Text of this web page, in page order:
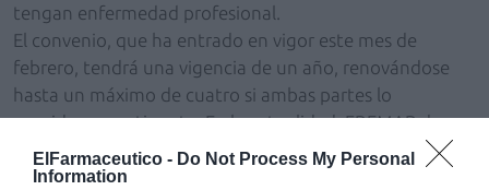
ElFarmaceutico - Do Not Process My Personal
Information
tengan enfermedad profesional.
El convenio, que ha entrado en vigor este mes de
febrero, tendrá una vigencia de un año, renovándose
hasta un máximo de cuatro si ambas partes lo
consideran pertinente. En la actualidad, FREMAP da
cobertura en Castilla y León a 190.850 trabajadores por
cuenta ajena y 54.000 autónomos, que se beneficiarán